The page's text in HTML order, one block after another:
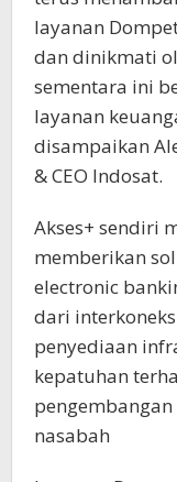
layanan
dan dinikmati
sementara ini
layanan
disampaikan
& CEO Indosat.
Akses+ sendiri
memberikan
electronic
dari
penyediaan
kepatuhan
nasabah